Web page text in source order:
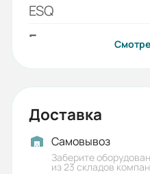
ESQ
Гарантия, лет:
5
Вес (кг):
Доставка
Самовывоз
Заберите
из 23 складов